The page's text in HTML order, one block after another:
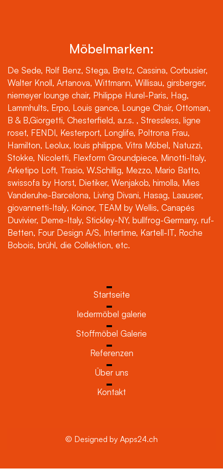
Möbelmarken:
De Sede, Rolf Benz, Stega, Bretz, Cassina, Corbusier,
Walter Knoll, Artanova, Wittmann, Willisau, girsberger,
niemeyer lounge chair, Philippe Hurel-Paris, Hag,
Lammhults, Erpo, Louis gance, Lounge Chair, Ottoman,
B & B,Giorgetti, Chesterfield, a.r.s. , Stressless, ligne
roset, FENDI, Kesterport, Longlife, Poltrona Frau,
Hamilton, Leolux, louis philippe, Vitra Möbel, Natuzzi,
Stokke, Nicoletti, Flexform Groundpiece, Minotti-Italy,
Arketipo Loft, Trasio, W.Schillig, Mezzo, Mario Batto,
swissofa by Horst, Dietiker, Wenjakob, himolla, Mies
Vanderuhe-Barcelona, Living Divani, Hasag, Laauser,
giovannetti-Italy, Koinor, TEAM by Wellis, Canapés
Duvivier, Deme-Italy, Stickley-NY, bullfrog-Germany, ruf-
Betten, Four Design A/S, Intertime, Kartell-IT, Roche
Bobois, brühl, die Collektion, etc.
Startseite
ledermöbel galerie
Stoffmöbel Galerie
Referenzen
Über uns
Kontakt
© Designed by Apps24.ch